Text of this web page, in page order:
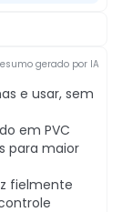
gerado por IA
e usar, sem
em PVC
para maior
fielmente